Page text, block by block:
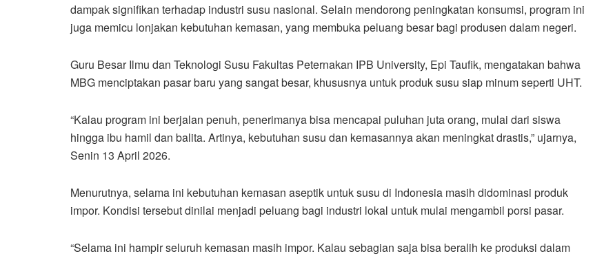
dampak signifikan terhadap industri susu nasional. Selain mendorong peningkatan konsumsi, program ini
juga memicu lonjakan kebutuhan kemasan, yang membuka peluang besar bagi produsen dalam negeri.
Guru Besar Ilmu dan Teknologi Susu Fakultas Peternakan IPB University, Epi Taufik, mengatakan bahwa
MBG menciptakan pasar baru yang sangat besar, khususnya untuk produk susu siap minum seperti UHT.
“Kalau program ini berjalan penuh, penerimanya bisa mencapai puluhan juta orang, mulai dari siswa
hingga ibu hamil dan balita. Artinya, kebutuhan susu dan kemasannya akan meningkat drastis,” ujarnya,
Senin 13 April 2026.
Menurutnya, selama ini kebutuhan kemasan aseptik untuk susu di Indonesia masih didominasi produk
impor. Kondisi tersebut dinilai menjadi peluang bagi industri lokal untuk mulai mengambil porsi pasar.
“Selama ini hampir seluruh kemasan masih impor. Kalau sebagian saja bisa beralih ke produksi dalam